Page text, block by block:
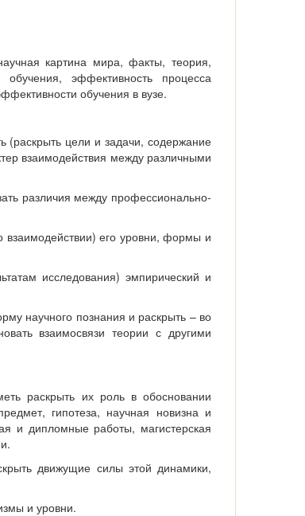
картина мира, факты, теория,
эффективность процесса
обучения в вузе.
(раскрыть цели и задачи, содержание
взаимодействия между различными
различия между профессионально-
взаимодействии) его уровни, формы и
исследования) эмпирический и
научного познания и раскрыть – во
взаимосвязи теории с другими
раскрыть их роль в обосновании
гипотеза, научная новизна и
и дипломные работы, магистерская
движущие силы этой динамики,
и уровни.